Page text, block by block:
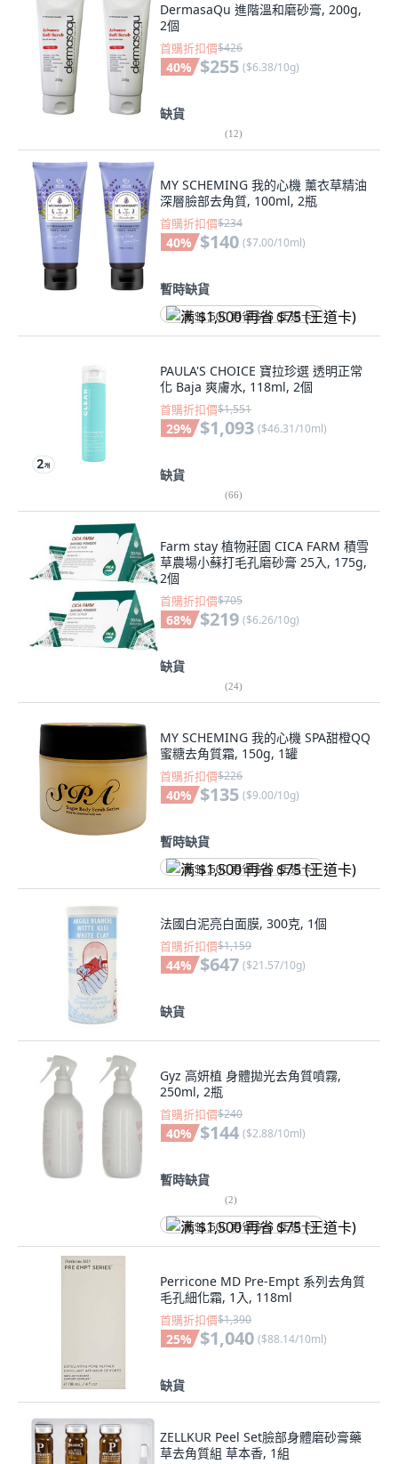
DermasaQu 進階溫和磨砂膏, 200g,
2個
首購折扣價$426
40% $255 ($6.38/10g)
缺貨
(12)
MY SCHEMING 我的心機 薰衣草精油
深層臉部去角質, 100ml, 2瓶
首購折扣價$234
40% $140 ($7.00/10ml)
暫時缺貨
满 $1,500 再省 $75 (王道卡)
PAULA'S CHOICE 寶拉珍選 透明正常
化 Baja 爽膚水, 118ml, 2個
首購折扣價$1,551
29% $1,093 ($46.31/10ml)
缺貨
(66)
Farm stay 植物莊園 CICA FARM 積雪
草農場小蘇打毛孔磨砂膏 25入, 175g,
2個
首購折扣價$705
68% $219 ($6.26/10g)
缺貨
(24)
MY SCHEMING 我的心機 SPA甜橙QQ
蜜糖去角質霜, 150g, 1罐
首購折扣價$226
40% $135 ($9.00/10g)
暫時缺貨
满 $1,500 再省 $75 (王道卡)
法國白泥亮白面膜, 300克, 1個
首購折扣價$1,159
44% $647 ($21.57/10g)
缺貨
Gyz 高妍植 身體拋光去角質噴霧,
250ml, 2瓶
首購折扣價$240
40% $144 ($2.88/10ml)
暫時缺貨
(2)
满 $1,500 再省 $75 (王道卡)
Perricone MD Pre-Empt 系列去角質
毛孔細化霜, 1入, 118ml
首購折扣價$1,390
25% $1,040 ($88.14/10ml)
缺貨
ZELLKUR Peel Set臉部身體磨砂膏藥
草去角質組 草本香, 1組